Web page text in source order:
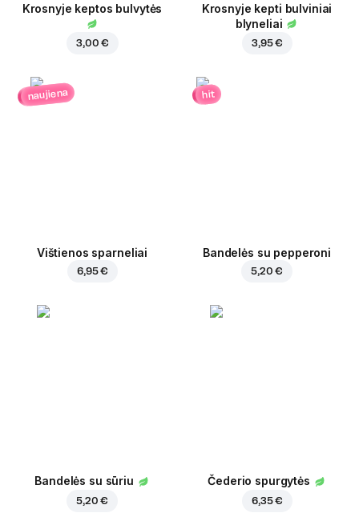
Krosnyje keptos bulvytės
3,00 €
Krosnyje kepti bulviniai
blyneliai
3,95 €
naujiena
Vištienos sparneliai
6,95 €
hit
Bandelės su pepperoni
5,20 €
Bandelės su sūriu
5,20 €
Čederio spurgytės
6,35 €